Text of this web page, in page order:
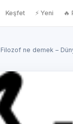
Keşfet ⚡ Yeni 🔥
Filozof ne demek –